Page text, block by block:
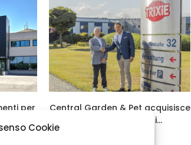
Cookie
per
Central Garden & Pet acquisisce
la maggioranza di...